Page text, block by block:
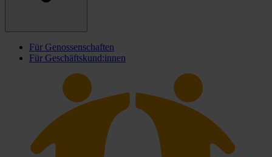
Für Genossenschaften
Für Geschäftskund:innen